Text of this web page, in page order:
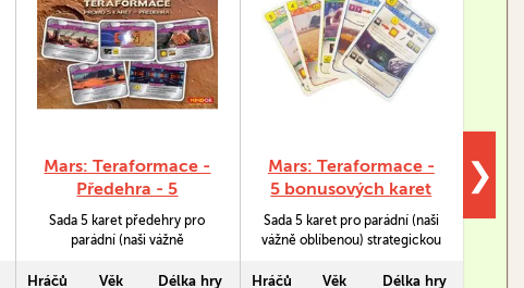
Mars: Teraformace -
Předehra - 5
bonusových karet
Sada 5 karet předehry pro
parádní (naši vážně
hru Mars: Teraformace.
Hráčů
Věk
Délka hry
Mars: Teraformace -
5 bonusových karet
(2022)
Sada 5 karet pro parádní (naši
vážně oblíbenou) strategickou
Hráčů
Věk
Délka hry
❯